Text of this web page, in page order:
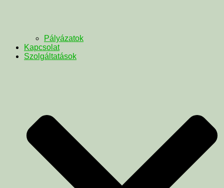
Pályázatok
Kapcsolat
Szolgáltatások